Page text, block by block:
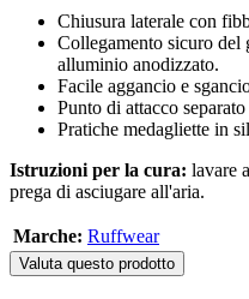
Chiusura laterale con
Collegamento sicuro
alluminio anodizzato.
Facile aggancio e
Punto di attacco
Pratiche medagliette in
Istruzioni per la cura: lavare
prega di asciugare all'aria.
Marche: Ruffwear
Valuta questo prodotto